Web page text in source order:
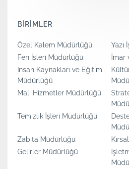
BİRİMLER
Özel Kalem Müdürlüğü
Yazı
Fen İşleri Müdürlüğü
İmar
İnsan Kaynakları ve Eğitim
Müdürlüğü
Mali Hizmetler Müdürlüğü
Temizlik İşleri Müdürlüğü
Zabıta Müdürlüğü
Gelirler Müdürlüğü